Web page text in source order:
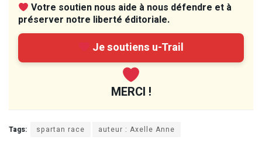
Votre soutien nous aide à nous défendre et à
préserver notre liberté éditoriale.
Je soutiens u-Trail
MERCI !
Tags: spartan race auteur : Axelle Anne